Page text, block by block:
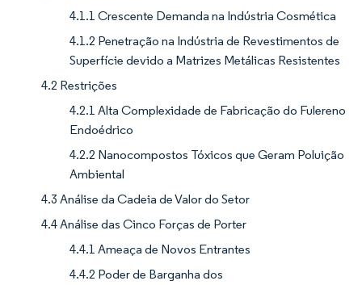
4.1.1 Crescente Demanda na Indústria Cosmética
4.1.2 Penetração na Indústria de Revestimentos de
Superfície devido a Matrizes Metálicas Resistentes
4.2 Restrições
4.2.1 Alta Complexidade de Fabricação do Fulereno
Endoédrico
4.2.2 Nanocompostos Tóxicos que Geram Poluição
Ambiental
4.3 Análise da Cadeia de Valor do Setor
4.4 Análise das Cinco Forças de Porter
4.4.1 Ameaça de Novos Entrantes
4.4.2 Poder de Barganha dos